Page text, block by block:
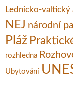
Lednicko-valtický
NEJ národní
Pláž
rozhledna
Ubytování